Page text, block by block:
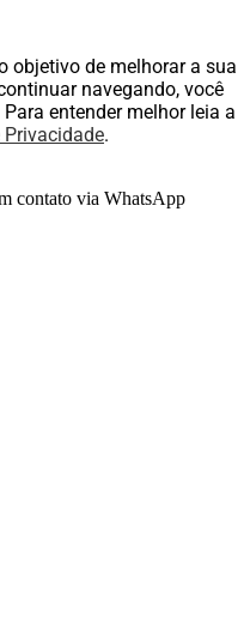
objetivo de melhorar a sua
navegando, você
entender melhor leia a
Privacidade.
contato via WhatsApp